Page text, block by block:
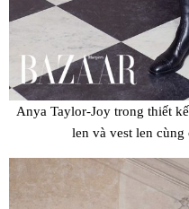
Anya Taylor-Joy trong thiết
len và vest len